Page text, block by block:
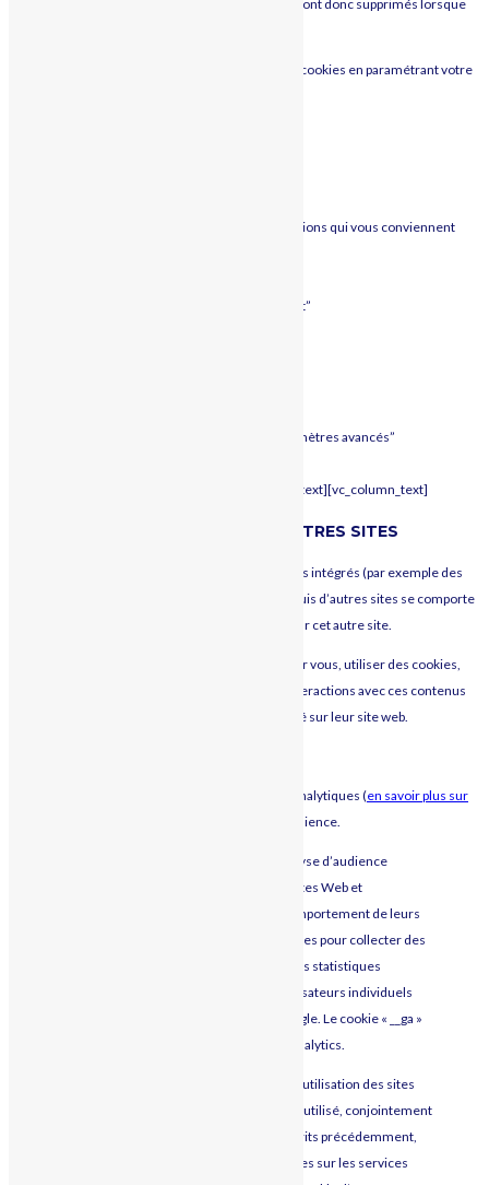
identique à celle de votre session. Ces cookies seront donc supprimés lorsque
Vous pouvez vous opposer à l’enregistrement des cookies en paramétrant votre
Repérez le menu “Cookies” et sélectionnez les options qui vous conviennent
Choisissez le menu “Outils”, puis “Options Internet”
Allez dans menu, “Paramètres”, “Afficher les paramètres avancés”
Choisissez l’option qui vous convient[/vc_column_text][vc_column_text]
CONTENU EMBARQUÉ DEPUIS D’AUTRES SITES
Les articles de ce site peuvent inclure des contenus intégrés (par exemple des
vidéos, images, articles…). Le contenu intégré depuis d’autres sites se comporte
de la même manière que si le visiteur se rendait sur cet autre site.
Ces sites web pourraient collecter des données sur vous, utiliser des cookies,
embarquer des outils de suivis tiers, suivre vos interactions avec ces contenus
embarqués si vous disposez d’un compte connecté sur leur site web.
Le site mco-automation.com utilise des trackers analytiques (en savoir plus sur
) afin d’obtenir des mesures d’audience.
Google Analytics est un outil Google d’analyse d’audience
Internet permettant aux propriétaires de sites Web et
d’applications de mieux comprendre le comportement de leurs
utilisateurs. Cet outil peut utiliser des cookies pour collecter des
informations et générer des rapports sur les statistiques
d’utilisation d’un site Web sans que les utilisateurs individuels
soient identifiés personnellement par Google. Le cookie « __ga »
est celui qui est le plus utilisé par Google Analytics.
En plus d’établir des rapports statistiques d’utilisation des sites
web, Google Analytics peut également être utilisé, conjointement
avec certains des cookies publicitaires décrits précédemment,
pour proposer des publicités plus pertinentes sur les services